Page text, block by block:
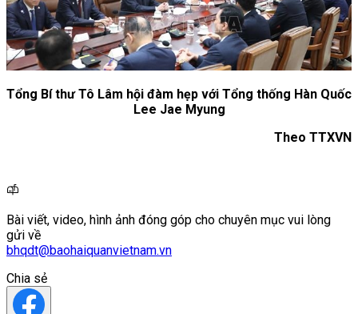
Tổng Bí thư Tô Lâm hội đàm hẹp với Tổng thống Hàn Quốc
Lee Jae Myung
Theo TTXVN
Bài viết, video, hình ảnh đóng góp cho chuyên mục vui lòng
gửi về
bhqdt@baohaiquanvietnam.vn
Chia sẻ